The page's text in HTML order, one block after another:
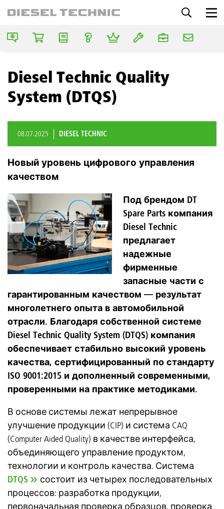
Diesel Technic Quality
System (DTQS)
08.07.2025 DIESEL TECHNIC
Новый уровень цифрового управления
качеством
Под брендом DT
Spare Parts компания
Diesel Technic
предлагает
надежные
фирменные
запасные части с
гарантированным качеством — результат
многолетнего опыта в автомобильной
отрасли. Благодаря собственной системе
Diesel Technic Quality System (DTQS) компания
обеспечивает стабильно высокий уровень
качества, сертифицированный по стандарту
ISO 9001:2015 и дополненный современными,
проверенными на практике методиками.
В основе системы лежат непрерывное
улучшение продукции (CIP) и система CAQ
(Computer Aided Quality) в качестве интерфейса,
объединяющего управление продуктом,
технологии и контроль качества. Система
DTQS
состоит из четырех последовательных
процессов: разработка продукции,
первоначальная проверка образцов, проверка